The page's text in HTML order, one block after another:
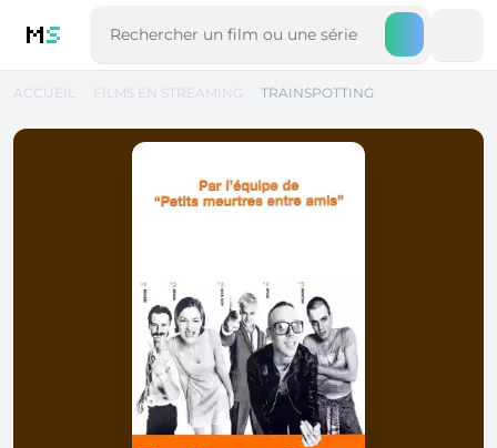
MS
ACCUEIL FILMS EN STREAMING TRAINSPOTTING